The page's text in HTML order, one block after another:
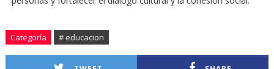
Categoría # educacion